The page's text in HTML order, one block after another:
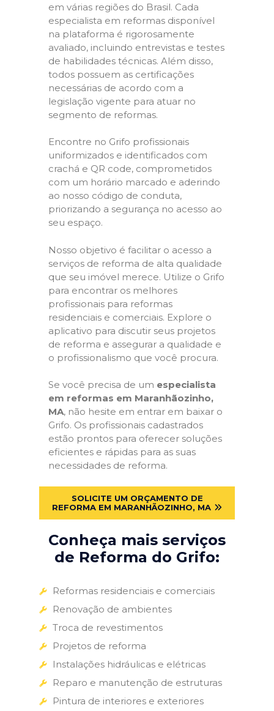
em várias regiões do Brasil. Cada
especialista em reformas disponível
na plataforma é rigorosamente
avaliado, incluindo entrevistas e testes
de habilidades técnicas. Além disso,
todos possuem as certificações
necessárias de acordo com a
legislação vigente para atuar no
segmento de reformas.
Encontre no Grifo profissionais
uniformizados e identificados com
crachá e QR code, comprometidos
com um horário marcado e aderindo
ao nosso código de conduta,
priorizando a segurança no acesso ao
seu espaço.
Nosso objetivo é facilitar o acesso a
serviços de reforma de alta qualidade
que seu imóvel merece. Utilize o Grifo
para encontrar os melhores
profissionais para reformas
residenciais e comerciais. Explore o
aplicativo para discutir seus projetos
de reforma e assegurar a qualidade e
o profissionalismo que você procura.
Se você precisa de um especialista
em reformas em Maranhãozinho,
MA, não hesite em entrar em baixar o
Grifo. Os profissionais cadastrados
estão prontos para oferecer soluções
eficientes e rápidas para as suas
necessidades de reforma.
SOLICITE UM ORÇAMENTO DE
REFORMA EM MARANHÃOZINHO, MA
Conheça mais serviços
de Reforma do Grifo:
Reformas residenciais e comerciais
Renovação de ambientes
Troca de revestimentos
Projetos de reforma
Instalações hidráulicas e elétricas
Reparo e manutenção de estruturas
Pintura de interiores e exteriores